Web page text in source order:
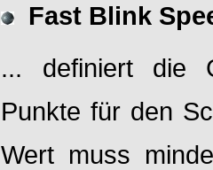
Fast Blink
... definiert die
Punkte für den
Wert muss